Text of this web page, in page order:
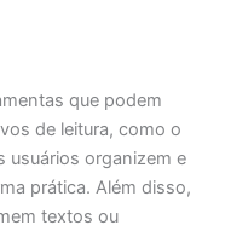
que podem
de leitura, como o
usuários organizem e
prática. Além disso,
textos ou